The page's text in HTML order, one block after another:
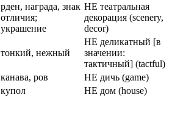
pден, награда, знак
отличия;
украшение
НЕ театральная
декоpация (scenery,
decor)
тонкий, нежный
НЕ деликатный [в
значении:
тактичный] (tactful)
канава, ров
НЕ дичь (game)
купол НЕ дом (house)